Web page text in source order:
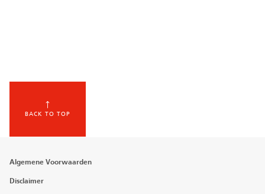
BACK TO TOP
Footer
menu
Algemene Voorwaarden
Disclaimer